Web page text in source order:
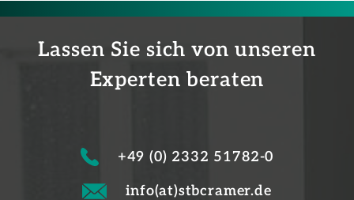
Lassen Sie sich von unseren
Experten beraten
+49 (0) 2332 51782-0
info(at)stbcramer.de